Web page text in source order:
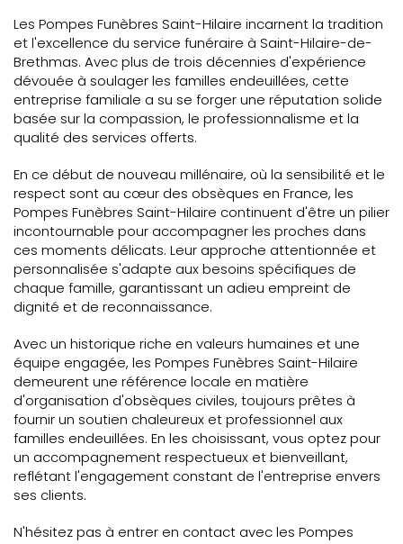
Les Pompes Funèbres Saint-Hilaire incarnent la tradition
et l'excellence du service funéraire à Saint-Hilaire-de-
Brethmas. Avec plus de trois décennies d'expérience
dévouée à soulager les familles endeuillées, cette
entreprise familiale a su se forger une réputation solide
basée sur la compassion, le professionnalisme et la
qualité des services offerts.
En ce début de nouveau millénaire, où la sensibilité et le
respect sont au cœur des obsèques en France, les
Pompes Funèbres Saint-Hilaire continuent d'être un pilier
incontournable pour accompagner les proches dans
ces moments délicats. Leur approche attentionnée et
personnalisée s'adapte aux besoins spécifiques de
chaque famille, garantissant un adieu empreint de
dignité et de reconnaissance.
Avec un historique riche en valeurs humaines et une
équipe engagée, les Pompes Funèbres Saint-Hilaire
demeurent une référence locale en matière
d'organisation d'obsèques civiles, toujours prêtes à
fournir un soutien chaleureux et professionnel aux
familles endeuillées. En les choisissant, vous optez pour
un accompagnement respectueux et bienveillant,
reflétant l'engagement constant de l'entreprise envers
ses clients.
N'hésitez pas à entrer en contact avec les Pompes